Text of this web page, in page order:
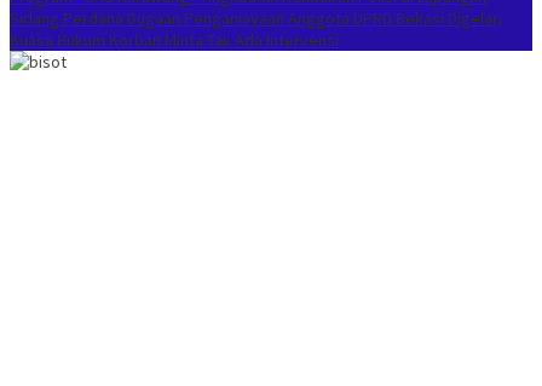
Sidang Perdana Dugaan Penganiayaan Anggota DPRD Bekasi Digelar,
Kuasa Hukum Korban Minta Tak Ada Intervensi